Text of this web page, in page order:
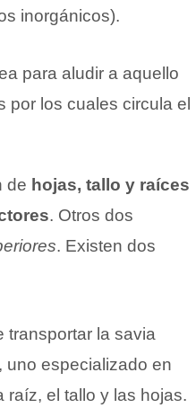
inorgánicos).
para aludir a aquello
por los cuales circula el
de hojas, tallo y raíces
. Otros dos
. Existen dos
transportar la savia
uno especializado en
raíz, el tallo y las hojas.